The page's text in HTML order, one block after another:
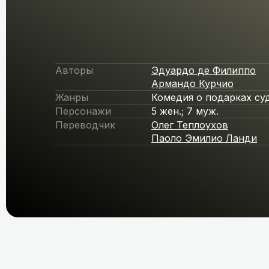
Авторы
Эдуардо де Филиппо
Армандо Курчио
Жанры
Комедия о подарках
Персонажи
5 жен.; 7 муж.
Переводчик
Олег Теплоухов
Паоло Эмилио Ланди